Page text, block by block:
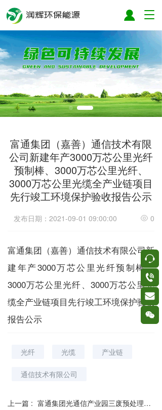
T
e
n
v
i
g
i
o
按钮
按钮
按钮
按钮
富通集团（嘉善）通信技术有限
公司新建年产3000万芯公里光纤
预制棒、3000万芯公里光纤、
3000万芯公里光缆全产业链项目
先行竣工环境保护验收报告公示
发布日期：2021-09-01 09:00:00 0
富通集团（嘉善）通信技术有限公司新
建年产3000万芯公里光纤预制棒、
3000万芯公里光纤、3000万芯公里光
缆全产业链项目先行竣工环境保护验收
报告公示
光纤 光缆 产业链
通信技术有限公司
上一篇 : 富通集团光通信产业园三废预处理配套项目先行竣工环境保护验收报告公示